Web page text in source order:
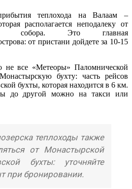
теплохода на Валаам –
располагается неподалеку от
собора. Это главная
от пристани дойдете за 10-15
не все «Метеоры» Паломнической
бухту: часть рейсов
бухты, которая находится в 6 км.
до другой можно на такси или
теплоходы также
от Монастырской
бухты: уточняйте
при бронировании.